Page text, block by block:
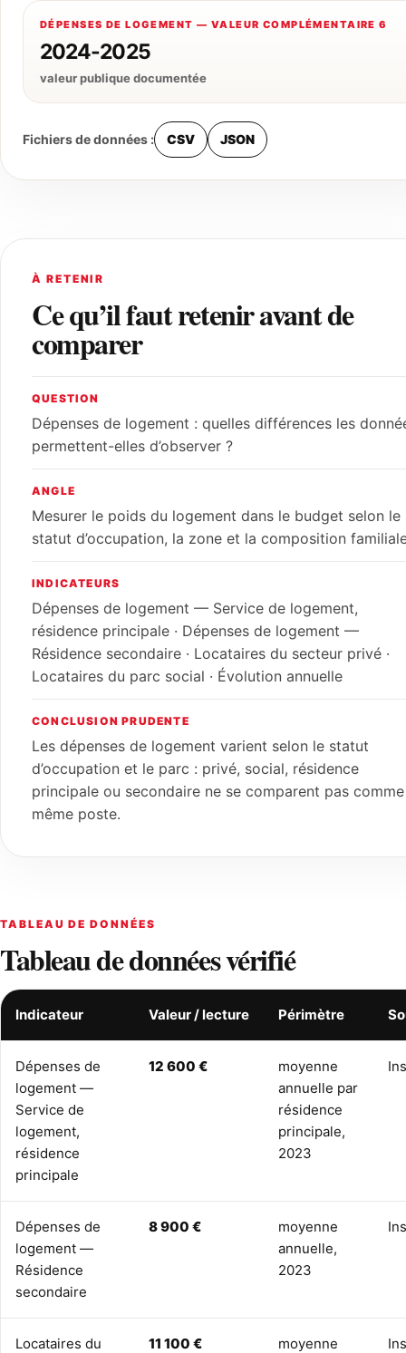
DÉPENSES DE LOGEMENT — VALEUR COMPLÉMENTAIRE 6
2024-2025
valeur publique documentée
Fichiers de données : CSV JSON
À RETENIR
Ce qu’il faut retenir avant de
comparer
QUESTION
Dépenses de logement : quelles différences les
permettent-elles d’observer ?
ANGLE
Mesurer le poids du logement dans le budget selon le
statut d’occupation, la zone et la composition
INDICATEURS
Dépenses de logement — Service de logement,
résidence principale · Dépenses de logement —
Résidence secondaire · Locataires du secteur privé ·
Locataires du parc social · Évolution annuelle
CONCLUSION PRUDENTE
Les dépenses de logement varient selon le statut
d’occupation et le parc : privé, social, résidence
principale ou secondaire ne se comparent pas
même poste.
TABLEAU DE DONNÉES
Tableau de données vérifié
Indicateur Valeur / lecture Périmètre
Dépenses de
logement —
Service de
logement,
résidence
principale
12 600 €
moyenne
annuelle par
résidence
principale,
2023
Dépenses de
logement —
Résidence
secondaire
8 900 €
moyenne
annuelle,
2023
Locataires du
11 100 €
moyenne